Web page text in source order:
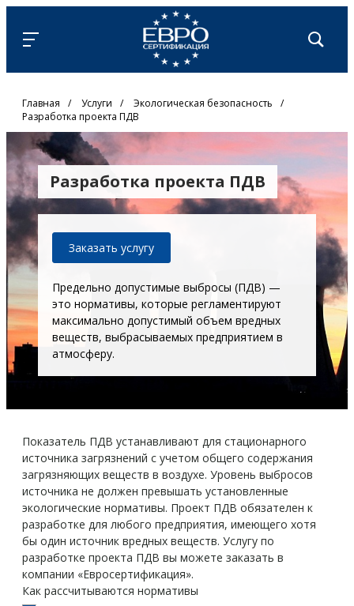
Главная / Услуги / Экологическая безопасность
/
Разработка проекта ПДВ
Разработка проекта ПДВ
Заказать услугу
Предельно допустимые выбросы (ПДВ) —
это нормативы, которые регламентируют
максимально допустимый объем вредных
веществ, выбрасываемых предприятием в
атмосферу.
Показатель ПДВ устанавливают для стационарного
источника загрязнений с учетом общего содержания
загрязняющих веществ в воздухе. Уровень выбросов
источника не должен превышать установленные
экологические нормативы. Проект ПДВ обязателен к
разработке для любого предприятия, имеющего хотя
бы один источник вредных веществ. Услугу по
разработке проекта ПДВ вы можете заказать в
компании «Евросертификация».
Как рассчитываются нормативы